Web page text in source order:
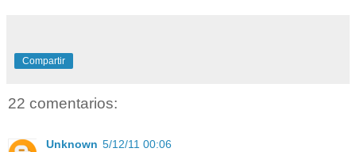
Compartir
22 comentarios:
Unknown 5/12/11 00:06